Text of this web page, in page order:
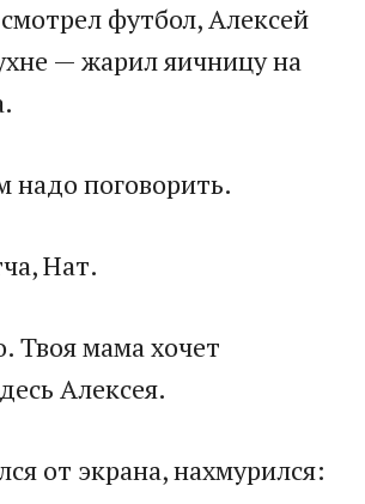
футбол, Алексей
— жарил яичницу на
надо поговорить.
Нат.
Твоя мама хочет
Алексея.
от экрана, нахмурился: